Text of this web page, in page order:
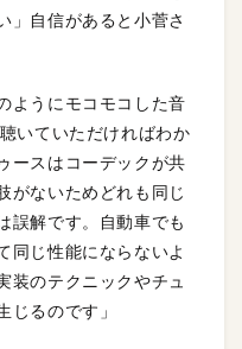
」自信があると小菅さ
ようにモコモコした音
いていただければわか
ースはコーデックが共
がないためどれも同じ
誤解です。自動車でも
同じ性能にならないよ
装のテクニックやチュ
じるのです」